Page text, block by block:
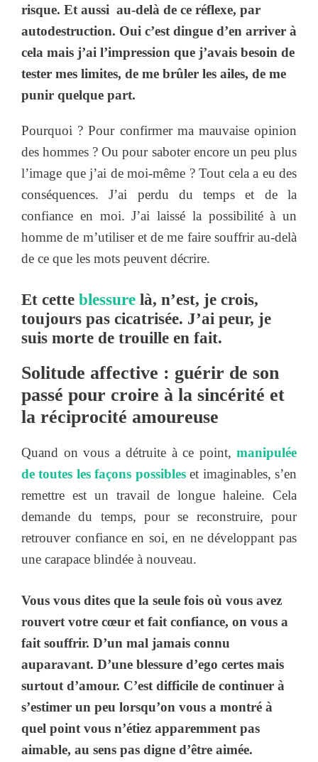
risque. Et aussi au-delà de ce réflexe, par
autodestruction. Oui c’est dingue d’en arriver à
cela mais j’ai l’impression que j’avais besoin de
tester mes limites, de me brûler les ailes, de me
punir quelque part.
Pourquoi ? Pour confirmer ma mauvaise opinion
des hommes ? Ou pour saboter encore un peu plus
l’image que j’ai de moi-même ? Tout cela a eu des
conséquences. J’ai perdu du temps et de la
confiance en moi. J’ai laissé la possibilité à un
homme de m’utiliser et de me faire souffrir au-delà
de ce que les mots peuvent décrire.
Et cette blessure là, n’est, je crois,
toujours pas cicatrisée. J’ai peur, je
suis morte de trouille en fait.
Solitude affective : guérir de son
passé pour croire à la sincérité et
la réciprocité amoureuse
Quand on vous a détruite à ce point, manipulée
de toutes les façons possibleset imaginables, s’en
remettre est un travail de longue haleine. Cela
demande du temps, pour se reconstruire, pour
retrouver confiance en soi, en ne développant pas
une carapace blindée à nouveau.
Vous vous dites que la seule fois où vous avez
rouvert votre cœur et fait confiance, on vous a
fait souffrir. D’un mal jamais connu
auparavant. D’une blessure d’ego certes mais
surtout d’amour. C’est difficile de continuer à
s’estimer un peu lorsqu’on vous a montré à
quel point vous n’étiez apparemment pas
aimable, au sens pas digne d’être aimée.